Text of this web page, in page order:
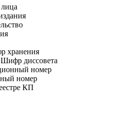
хранения
диссовета
номер
номер
КП